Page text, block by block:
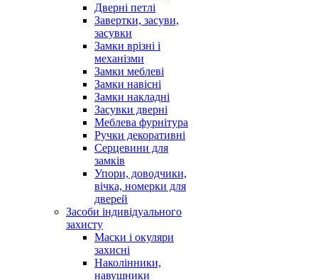
Дверні петлі
Завертки, засуви,
засувки
Замки врізні і
механізми
Замки меблеві
Замки навісні
Замки накладні
Засувки дверні
Меблева фурнітура
Ручки декоративні
Серцевини для
замків
Упори, доводчики,
вічка, номерки для
дверей
Засоби індивідуального
захисту
Маски і окуляри
захисні
Наколінники,
навушники